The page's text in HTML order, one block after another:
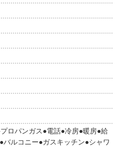
プロパンガス 電話 冷房 暖房 給
バルコニー ガスキッチン シャワ